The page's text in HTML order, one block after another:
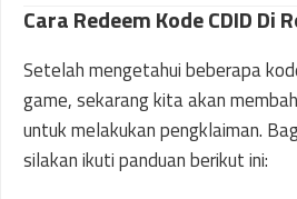
Cara Redeem Kode CDID Di
Setelah mengetahui beberapa
game, sekarang kita akan
untuk melakukan pengklaiman.
silakan ikuti panduan berikut ini: